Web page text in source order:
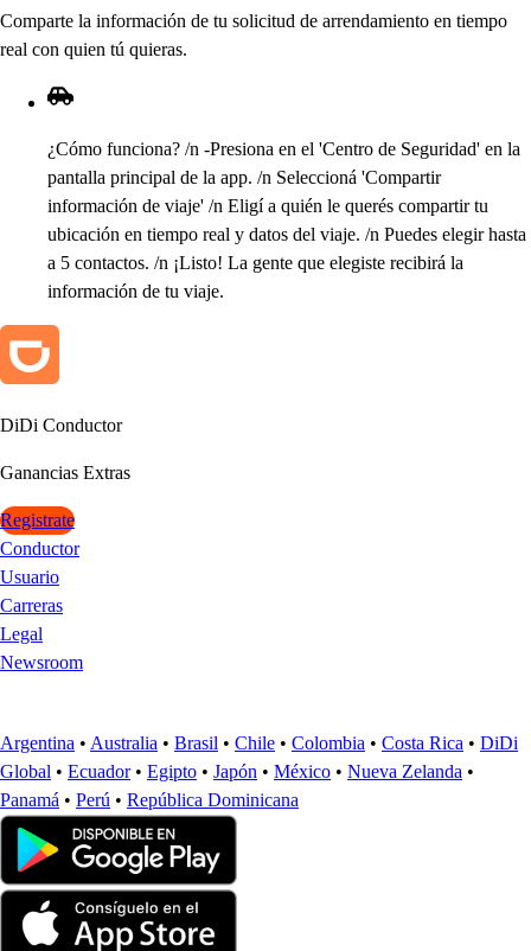
Comparte la información de tu solicitud de arrendamiento en tiempo
real con quien tú quieras.
¿Cómo funciona? /n -Presiona en el 'Centro de Seguridad' en la
pantalla principal de la app. /n Seleccioná 'Compartir
información de viaje' /n Eligí a quién le querés compartirtu
ubicación en tiempo real y datos del viaje. /n Puedes elegirhasta
a 5 contactos. /n ¡Listo! La gente que elegiste recibirá la
información de tu viaje.
DiDi Conductor
Ganancias Extras
Registrate
Conductor
Usuario
Carreras
Legal
Newsroom
Argentina • Australia • Brasil • Chile • Colombia • Costa Rica • DiDi
Global • Ecuador• Egipto • Japón • México • Nueva Zelanda •
Panamá • Perú • República Dominicana